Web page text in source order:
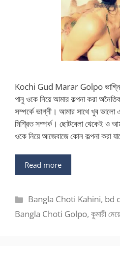
Kochi Gud Marar Golpo ভাগ্নি এর
পানু ওকে নিয়ে আমার কল্পনা করা
সম্পর্কে ভাগ্নী। আমার সাথে খুব ভালো
মিশ্রিত সম্পর্ক। ছোটবেলা থেকেই ও
ওকে নিয়ে আজেবাজে কোন কল্পনা করা
Read more
Categories
Bangla Choti Kahini, bd
Bangla Choti Golpo, কুমারী